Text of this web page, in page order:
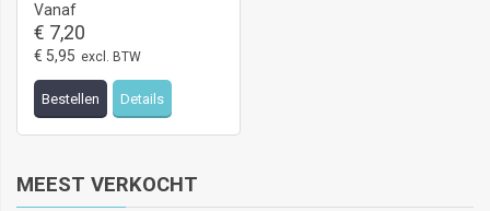
Vanaf
€ 7,20
€ 5,95
Bestellen Details
MEEST VERKOCHT